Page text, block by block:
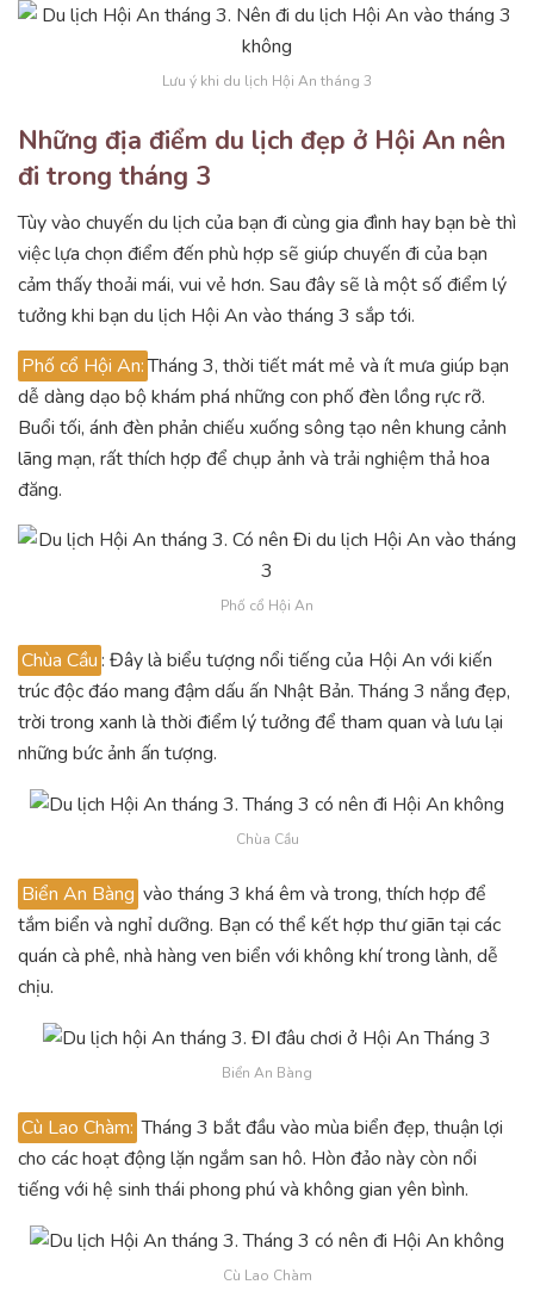
Lưu ý khi du lịch Hội An tháng 3
Những địa điểm du lịch đẹp ở Hội An nên
đi trong tháng 3
Tùy vào chuyến du lịch của bạn đi cùng gia đình hay bạn bè thì
việc lựa chọn điểm đến phù hợp sẽ giúp chuyến đi của bạn
cảm thấy thoải mái, vui vẻ hơn. Sau đây sẽ là một số điểm lý
tưởng khi bạn du lịch Hội An vào tháng 3 sắp tới.
Phố cổ Hội An:Tháng 3, thời tiết mát mẻ và ít mưa giúp bạn
dễ dàng dạo bộ khám phá những con phố đèn lồng rực rỡ.
Buổi tối, ánh đèn phản chiếu xuống sông tạo nên khung cảnh
lãng mạn, rất thích hợp để chụp ảnh và trải nghiệm thả hoa
đăng.
Phố cổ Hội An
Chùa Cầu: Đây là biểu tượng nổi tiếng của Hội An với kiến
trúc độc đáo mang đậm dấu ấn Nhật Bản. Tháng 3 nắng đẹp,
trời trong xanh là thời điểm lý tưởng để tham quan và lưu lại
những bức ảnh ấn tượng.
Chùa Cầu
Biển An Bàng vào tháng 3 khá êm và trong, thích hợp để
tắm biển và nghỉ dưỡng. Bạn có thể kết hợp thư giãn tại các
quán cà phê, nhà hàng ven biển với không khí trong lành, dễ
chịu.
Biển An Bàng
Cù Lao Chàm: Tháng 3 bắt đầu vào mùa biển đẹp, thuận lợi
cho các hoạt động lặn ngắm san hô. Hòn đảo này còn nổi
tiếng với hệ sinh thái phong phú và không gian yên bình.
Cù Lao Chàm